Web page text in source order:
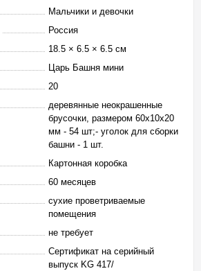
Мальчики и девочки
Россия
18.5 × 6.5 × 6.5 см
Царь Башня мини
20
деревянные неокрашенные
брусочки, размером 60х10х20
мм - 54 шт;- уголок для сборки
башни - 1 шт.
Картонная коробка
60 месяцев
сухие проветриваемые
помещения
не требует
Сертификат на серийный
выпуск KG 417/